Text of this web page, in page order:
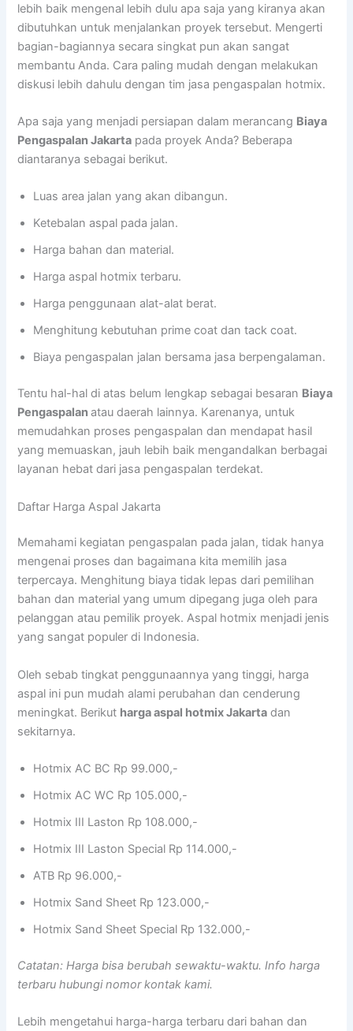
lebih baik mengenal lebih dulu apa saja yang kiranya akan
dibutuhkan untuk menjalankan proyek tersebut. Mengerti
bagian-bagiannya secara singkat pun akan sangat
membantu Anda. Cara paling mudah dengan melakukan
diskusi lebih dahulu dengan tim jasa pengaspalan hotmix.
Apa saja yang menjadi persiapan dalam merancang Biaya
Pengaspalan Jakarta pada proyek Anda? Beberapa
diantaranya sebagai berikut.
Luas area jalan yang akan dibangun.
Ketebalan aspal pada jalan.
Harga bahan dan material.
Harga aspal hotmix terbaru.
Harga penggunaan alat-alat berat.
Menghitung kebutuhan prime coat dan tack coat.
Biaya pengaspalan jalan bersama jasa berpengalaman.
Tentu hal-hal di atas belum lengkap sebagai besaran Biaya
Pengaspalanatau daerah lainnya. Karenanya, untuk
memudahkan proses pengaspalan dan mendapat hasil
yang memuaskan, jauh lebih baik mengandalkan berbagai
layanan hebat dari jasa pengaspalan terdekat.
Daftar Harga Aspal Jakarta
Memahami kegiatan pengaspalan pada jalan, tidak hanya
mengenai proses dan bagaimana kita memilih jasa
terpercaya. Menghitung biaya tidak lepas dari pemilihan
bahan dan material yang umum dipegang juga oleh para
pelanggan atau pemilik proyek. Aspal hotmix menjadi jenis
yang sangat populer di Indonesia.
Oleh sebab tingkat penggunaannya yang tinggi, harga
aspal ini pun mudah alami perubahan dan cenderung
meningkat. Berikut harga aspal hotmix Jakarta dan
sekitarnya.
Hotmix AC BC Rp 99.000,-
Hotmix AC WC Rp 105.000,-
Hotmix III Laston Rp 108.000,-
Hotmix III Laston Special Rp 114.000,-
ATB Rp 96.000,-
Hotmix Sand Sheet Rp 123.000,-
Hotmix Sand Sheet Special Rp 132.000,-
Catatan: Harga bisa berubah sewaktu-waktu. Info harga
terbaru hubungi nomor kontak kami.
Lebih mengetahui harga-harga terbaru dari bahan dan